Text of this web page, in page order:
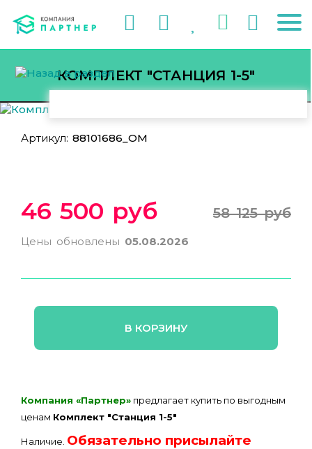
КОМПЛЕКТ "СТАНЦИЯ 1-5"
Артикул: 88101686_ОМ
46 500 руб 58 125 руб
Цены обновлены 05.08.2026
В КОРЗИНУ
Компания «Партнер» предлагает купить по выгодным
ценам Комплект "Станция 1-5"
Наличие. Обязательно присылайте